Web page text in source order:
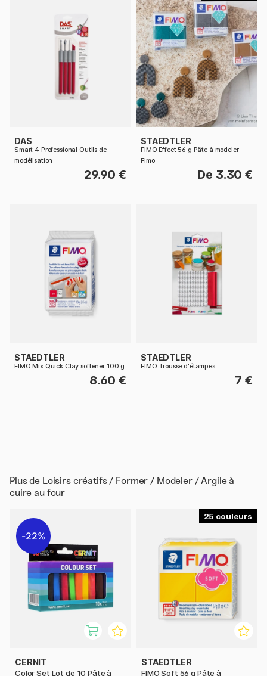
DAS
Smart 4 Professional Outils de
modélisation
29.90 €
STAEDTLER
FIMO Effect 56 g Pâte à modeler
Fimo
De 3.30 €
STAEDTLER
FIMO Mix Quick Clay softener 100 g
8.60 €
STAEDTLER
FIMO Trousse d'étampes
7 €
Plus de Loisirs créatifs / Former / Modeler / Argile à
cuire au four
22%
CERNIT
Color Set Lot de 10 Pâte à
25
STAEDTLER
FIMO Soft 56 g Pâte à